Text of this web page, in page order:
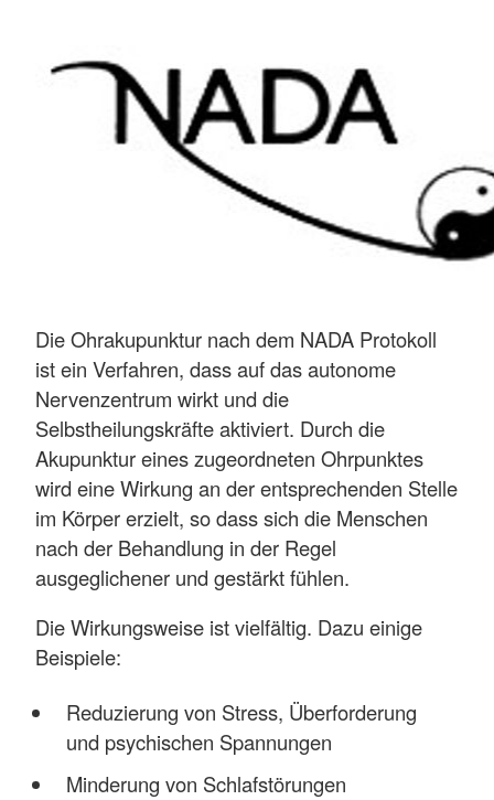
Die Ohrakupunktur nach dem NADA Protokoll
ist ein Verfahren, dass auf das autonome
Nervenzentrum wirkt und die
Selbstheilungskräfte aktiviert. Durch die
Akupunktur eines zugeordneten Ohrpunktes
wird eine Wirkung an der entsprechenden Stelle
im Körper erzielt, so dass sich die Menschen
nach der Behandlung in der Regel
ausgeglichener und gestärkt fühlen.
Die Wirkungsweise ist vielfältig. Dazu einige
Beispiele:
Reduzierung von Stress, Überforderung
und psychischen Spannungen
Minderung von Schlafstörungen